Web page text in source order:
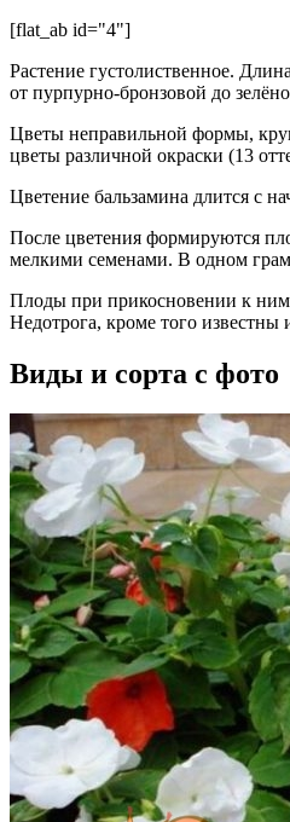
[flat_ab id="4"]
Растение густолиственное.
от пурпурно-бронзовой до
Цветы неправильной формы,
цветы различной окраски (13
Цветение бальзамина длится с
После цветения формируются
мелкими семенами. В одном
Плоды при прикосновении к ним
Недотрога, кроме того
Виды и сорта с фото